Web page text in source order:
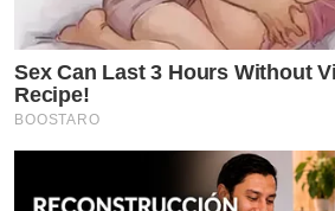
Sex Can Last 3 Hours Without
Recipe!
BOOSTARO